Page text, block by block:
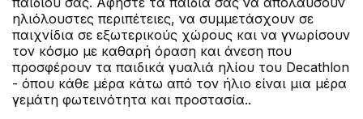
ηλιόλουστες περιπέτειες, να συμμετάσχουν σε
παιχνίδια σε εξωτερικούς χώρους και να γνωρίσουν
τον κόσμο με καθαρή όραση και άνεση που
προσφέρουν τα παιδικά γυαλιά ηλίου του Decathlon
- όπου κάθε μέρα κάτω από τον ήλιο είναι μια μέρα
γεμάτη φωτεινότητα και προστασία..